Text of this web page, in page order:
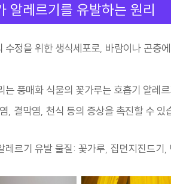
알레르기를 유발하는 원리
수정을 위한 생식세포로, 바람이나 곤충
는 풍매화 식물의 꽃가루는 호흡기 알레
, 결막염, 천식 등의 증상을 촉진할 수 있
레르기 유발 물질: 꽃가루, 집먼지진드기,